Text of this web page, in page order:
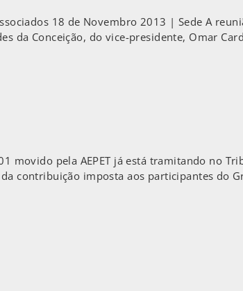
18 de Novembro 2013 | Sede A
da Conceição, do vice-presidente, Omar
movido pela AEPET já está tramitando no
contribuição imposta aos participantes do